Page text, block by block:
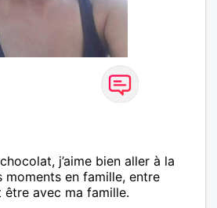
j’aime bien aller à la
moments en famille, entre
avec ma famille.